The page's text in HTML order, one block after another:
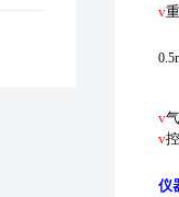
v
v
v
仪